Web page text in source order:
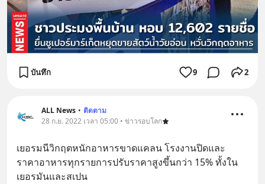
บันทึก 9 2
ALL News • ติดตาม
28 ก.ย. 2022 เวลา 05:00 • ข่าวรอบโลก
เยอรมนีวิกฤตหนักอาหารขาดแคลน โรงงานปิดและ
ราคาอาหารทุกรายการปรับราคาสูงขึ้นกว่า 15% ทั้งใน
เยอรมันและสเปน